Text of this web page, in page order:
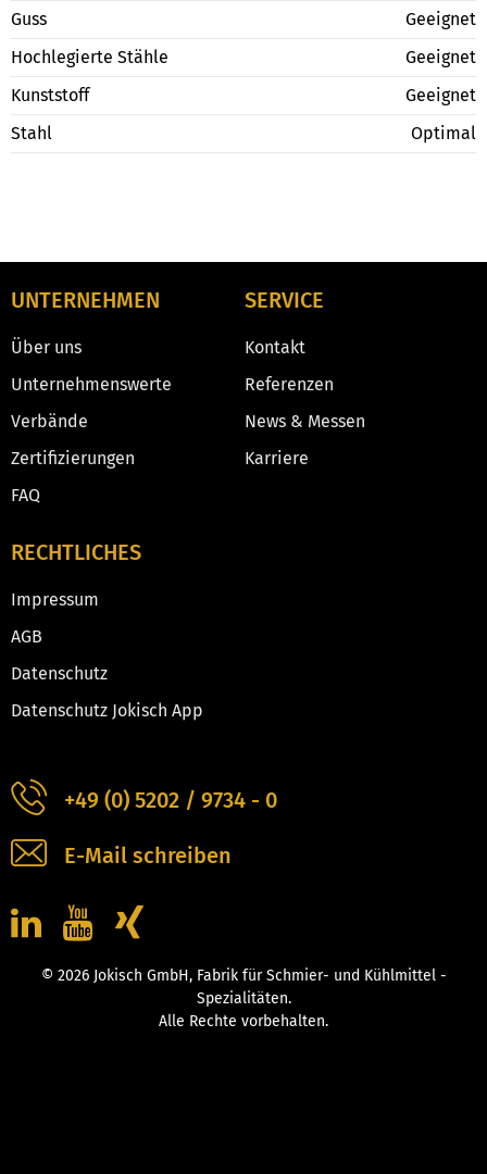
Guss
Geeignet
Hochlegierte Stähle
Geeignet
Kunststoff
Geeignet
Stahl
Optimal
UNTERNEHMEN
Über uns
Unternehmenswerte
Verbände
Zertifizierungen
FAQ
SERVICE
Kontakt
Referenzen
News & Messen
Karriere
RECHTLICHES
Impressum
AGB
Datenschutz
Datenschutz Jokisch App
+49 (0) 5202 / 9734 - 0
E-Mail schreiben
© 2026 Jokisch GmbH, Fabrik für Schmier- und Kühlmittel -
Spezialitäten.
Alle Rechte vorbehalten.